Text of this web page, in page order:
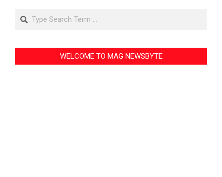
Search
WELCOME TO MAG NEWSBYTE